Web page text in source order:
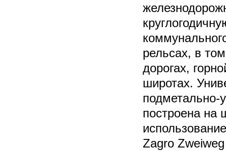
рельсах, в
дорогах,
широтах.
подметально-
построена на
Zagro